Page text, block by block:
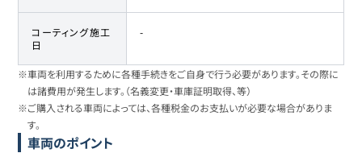
コーティング施工
日
-
※車両を利用するために各種手続きをご自身で行う必要があります。その際に
は諸費用が発生します。（名義変更・車庫証明取得、等）
※ご購入される車両によっては、各種税金のお支払いが必要な場合がありま
す。
車両のポイント